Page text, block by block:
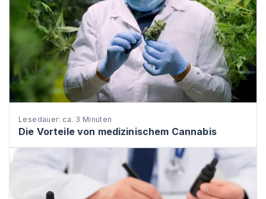
Lesedauer: ca. 3 Minuten
Die Vorteile von medizinischem Cannabis